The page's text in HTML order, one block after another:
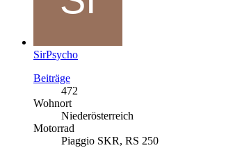
SirPsycho
Beiträge
472
Wohnort
Niederösterreich
Motorrad
Piaggio SKR, RS 250